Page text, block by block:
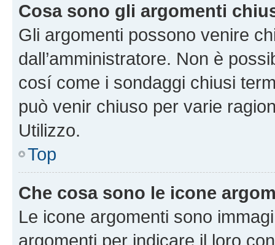
Cosa sono gli argomenti
Gli argomenti possono venire
dall’amministratore. Non è
cosí come i sondaggi chiusi
può venir chiuso per varie
Utilizzo.
Top
Che cosa sono le icone
Le icone argomenti sono
argomenti per indicare il loro